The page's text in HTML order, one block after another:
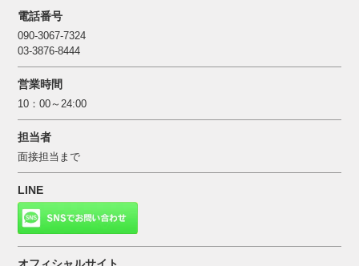
電話番号
090-3067-7324
03-3876-8444
営業時間
10：00～24:00
担当者
面接担当まで
LINE